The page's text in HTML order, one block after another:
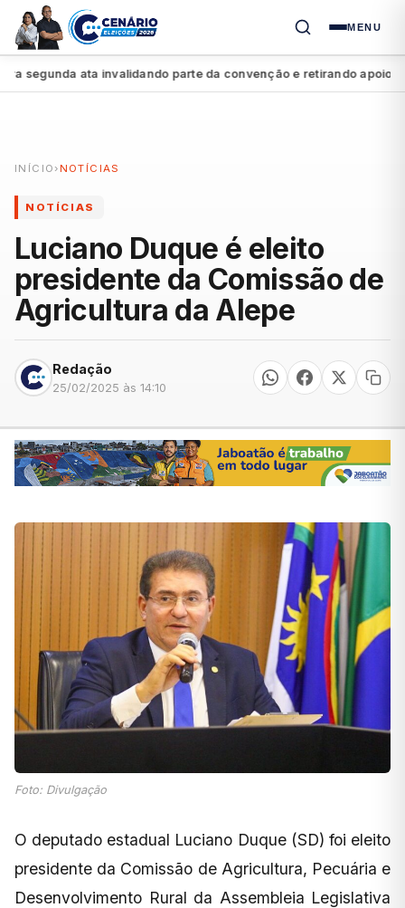
MENU
ata invalidando parte da convenção e retirando apoio a
INÍCIO › NOTÍCIAS
NOTÍCIAS
Luciano Duque é eleito
presidente da Comissão de
Agricultura da Alepe
Redação
25/02/2025 às 14:10
Foto: Divulgação
O deputado estadual Luciano Duque (SD) foi eleito
presidente da Comissão de Agricultura, Pecuária e
Desenvolvimento Rural da Assembleia Legislativa